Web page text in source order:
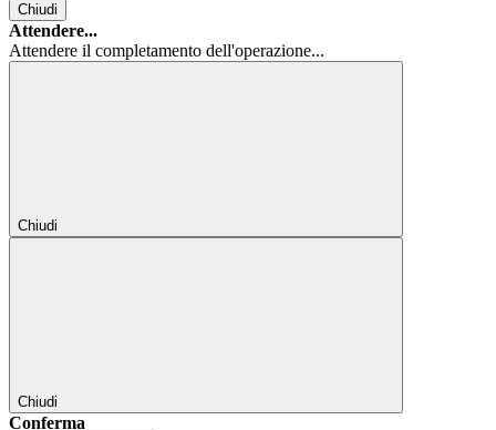
Chiudi
Attendere...
Attendere il completamento dell'operazione...
Chiudi
Chiudi
Conferma